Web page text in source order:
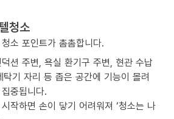
청소
소 포인트가 촘촘합니다.
션 주변, 욕실 환기구 주변, 현관 수납
탁기 자리 등 좁은 공간에 기능이 몰려
중됩니다.
작하면 손이 닿기 어려워져 ‘청소는 나